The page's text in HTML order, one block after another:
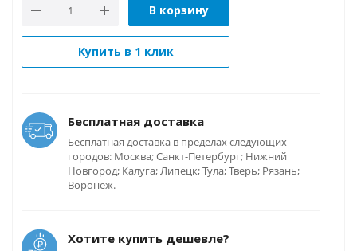
В корзину
Купить в 1 клик
Бесплатная доставка
Бесплатная доставка в пределах следующих
городов: Москва; Санкт-Петербург; Нижний
Новгород; Калуга; Липецк; Тула; Тверь; Рязань;
Воронеж.
Хотите купить дешевле?